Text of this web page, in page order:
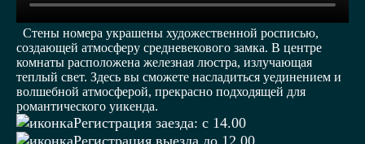
Стены номера украшены художественной росписью,
создающей атмосферу средневекового замка. В центре
комнаты расположена железная люстра, излучающая
теплый свет. Здесь вы сможете насладиться уединением и
волшебной атмосферой, прекрасно подходящей для
романтического уикенда.
Регистрация заезда: c 14.00
Регистрация выезда до 12.00